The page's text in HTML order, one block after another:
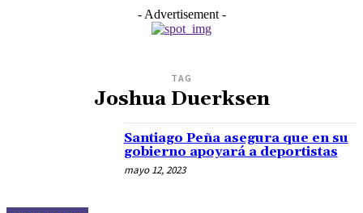
- Advertisement -
TAG
Joshua Duerksen
Santiago Peña asegura que en su
gobierno apoyará a deportistas
mayo 12, 2023